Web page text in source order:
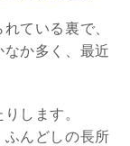
ている裏で、
か多く、最近
します。
んどしの長所